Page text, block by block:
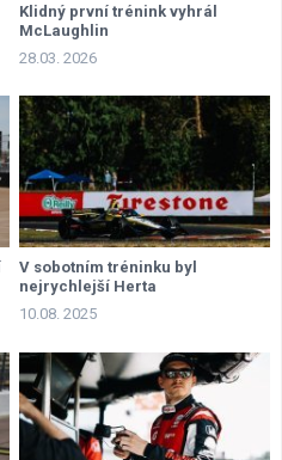
Klidný první trénink vyhrál
McLaughlin
28.03. 2026
V sobotním tréninku byl
nejrychlejší Herta
10.08. 2025